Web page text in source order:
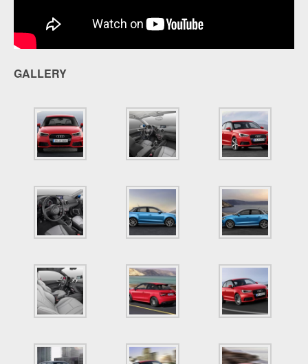
GALLERY